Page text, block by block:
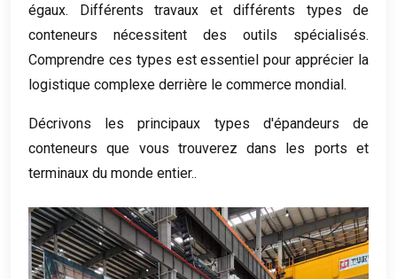
égaux. Différents travaux et différents types de
conteneurs nécessitent des outils spécialisés.
Comprendre ces types est essentiel pour apprécier la
logistique complexe derrière le commerce mondial.
Décrivons les principaux types d'épandeurs de
conteneurs que vous trouverez dans les ports et
terminaux du monde entier..